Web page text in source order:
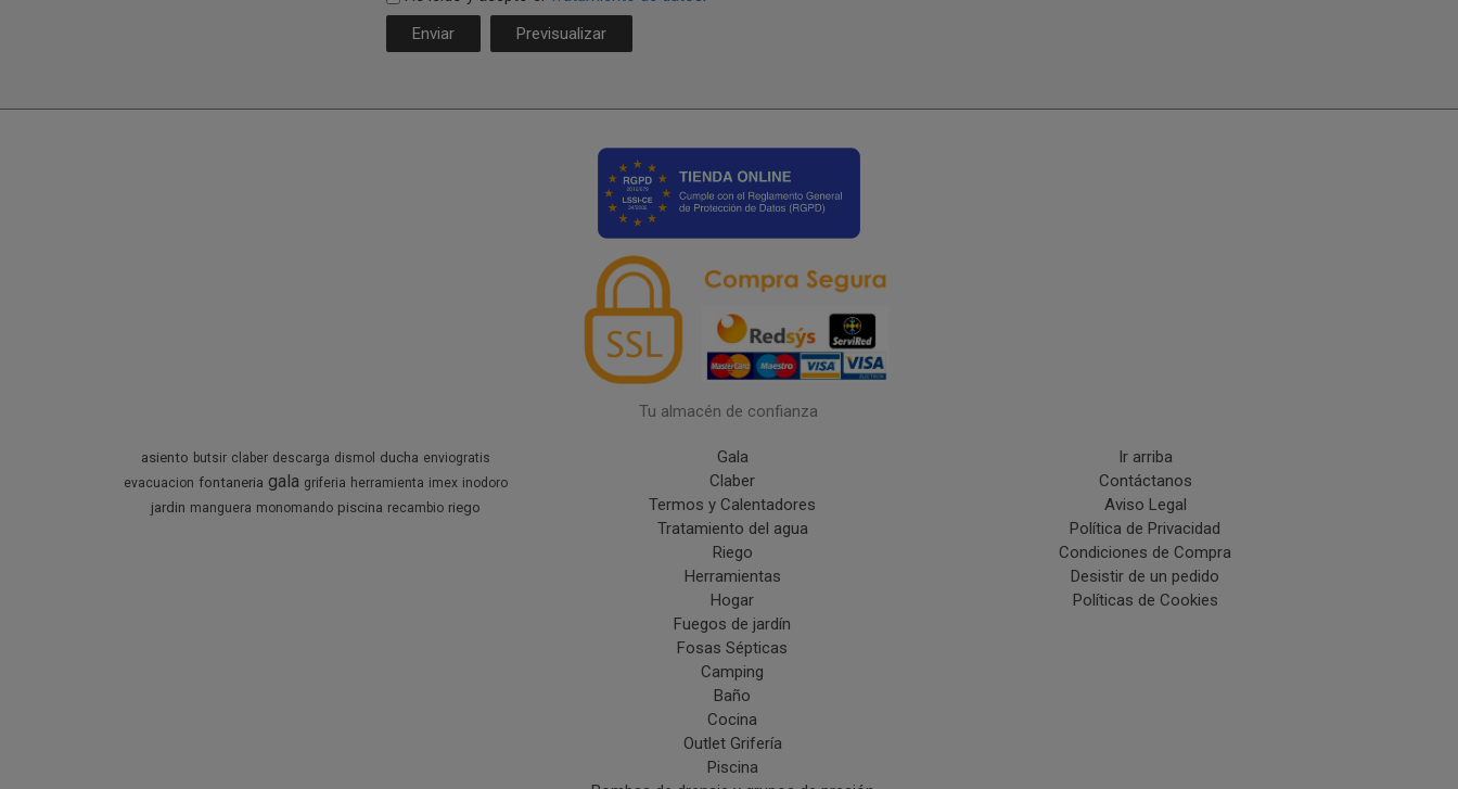
Tu almacén de confianza
asiento butsir claber descarga dismol ducha enviogratis
evacuacion fontaneria gala griferia herramienta imex inodoro
jardin manguera monomando piscina recambio riego
Gala
Claber
Termos y Calentadores
Tratamiento del agua
Riego
Herramientas
Hogar
Fuegos de jardín
Fosas Sépticas
Camping
Baño
Cocina
Outlet Grifería
Piscina
Ir arriba
Contáctanos
Aviso Legal
Política de Privacidad
Condiciones de Compra
Desistir de un pedido
Políticas de Cookies